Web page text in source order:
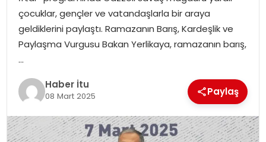
SPOR
YAŞAM
çocuklar, gençler ve vatandaşlarla bir araya
geldiklerini paylaştı. Ramazanın Barış, Kardeşlik ve
Paylaşma Vurgusu Bakan Yerlikaya, ramazanın barış,
…
Haber İtu
08 Mart 2025 Paylaş